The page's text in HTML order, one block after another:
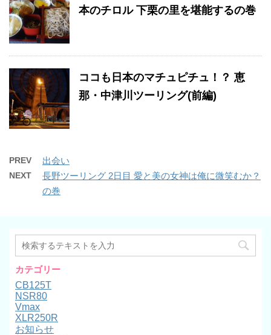
本のチロル 下栗の里を堪能するの巻
ココも日本のマチュピチュ！？ 恵
那・中津川ツーリング(前編)
PREV 出会い
NEXT
長野ツーリング 2日目 愛と美の女神は俺に微笑むか？
の巻
カテゴリー
CB125T
NSR80
Vmax
XLR250R
お知らせ